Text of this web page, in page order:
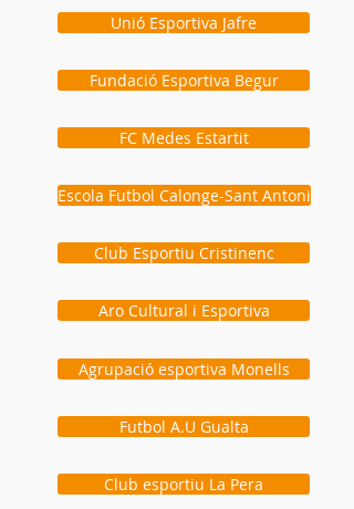
Unió Esportiva Jafre
Fundació Esportiva Begur
FC Medes Estartit
Escola Futbol Calonge-Sant Antoni
Club Esportiu Cristinenc
Aro Cultural i Esportiva
Agrupació esportiva Monells
Futbol A.U Gualta
Club esportiu La Pera